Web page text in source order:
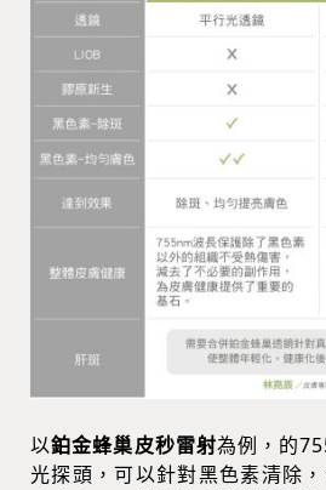
以鉑金蜂巢皮秒雷射為例，的
光探頭，可以針對黑色素清除